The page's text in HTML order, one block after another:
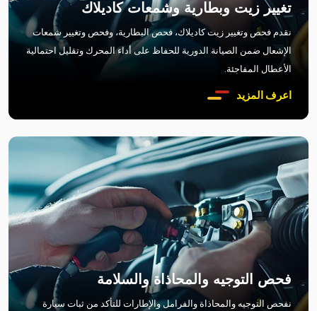
تغيير زيت وبطارية وشمعات كاديلاك
نقدم فحص وتغيير زيت كاديلاك، فحص البطارية، وفحص وتغيير شمعات
الإشعال ضمن الصيانة الدورية للحفاظ على أداء المحرك وتقليل احتمالية
الأعطال المفاجئة.
اعرف المزيد
فحص التوجيه والمحاذاة والسلامة
نفحص التوجيه والمحاذاة والفرامل والإطارات للتأكد من ثبات سيارة